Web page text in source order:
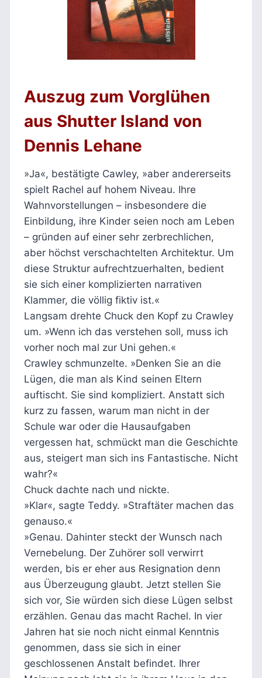
Auszug zum Vorglühen
aus Shutter Island von
Dennis Lehane
»Ja«, bestätigte Cawley, »aber andererseits
spielt Rachel auf hohem Niveau. Ihre
Wahnvorstellungen – insbesondere die
Einbildung, ihre Kinder seien noch am Leben
– gründen auf einer sehr zerbrechlichen,
aber höchst verschachtelten Architektur. Um
diese Struktur aufrechtzuerhalten, bedient
sie sich einer komplizierten narrativen
Klammer, die völlig fiktiv ist.«
Langsam drehte Chuck den Kopf zu Crawley
um. »Wenn ich das verstehen soll, muss ich
vorher noch mal zur Uni gehen.«
Crawley schmunzelte. »Denken Sie an die
Lügen, die man als Kind seinen Eltern
auftischt. Sie sind kompliziert. Anstatt sich
kurz zu fassen, warum man nicht in der
Schule war oder die Hausaufgaben
vergessen hat, schmückt man die Geschichte
aus, steigert man sich ins Fantastische. Nicht
wahr?«
Chuck dachte nach und nickte.
»Klar«, sagte Teddy. »Straftäter machen das
genauso.«
»Genau. Dahinter steckt der Wunsch nach
Vernebelung. Der Zuhörer soll verwirrt
werden, bis er eher aus Resignation denn
aus Überzeugung glaubt. Jetzt stellen Sie
sich vor, Sie würden sich diese Lügen selbst
erzählen. Genau das macht Rachel. In vier
Jahren hat sie noch nicht einmal Kenntnis
genommen, dass sie sich in einer
geschlossenen Anstalt befindet. Ihrer